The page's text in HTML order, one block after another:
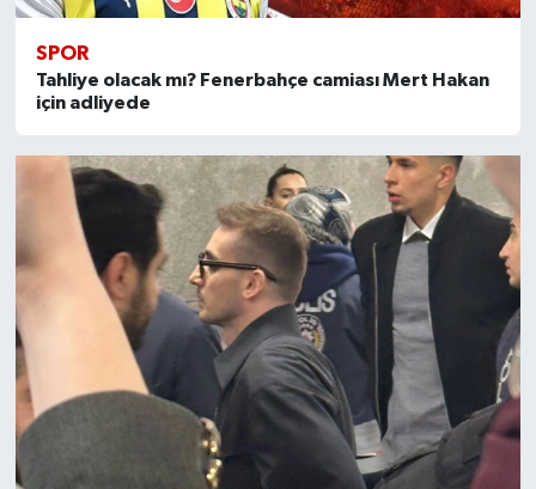
SPOR
Tahliye olacak mı? Fenerbahçe camiası Mert Hakan
için adliyede